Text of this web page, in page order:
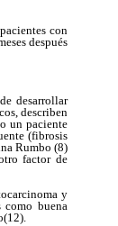
con
después
desarrollar
describen
un paciente
(fibrosis
Rumbo (8)
factor de
y
buena